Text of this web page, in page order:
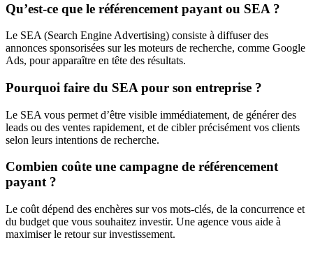
Qu’est-ce que le référencement payant ou SEA ?
Le SEA (Search Engine Advertising) consiste à diffuser des
annonces sponsorisées sur les moteurs de recherche, comme Google
Ads, pour apparaître en tête des résultats.
Pourquoi faire du SEA pour son entreprise ?
Le SEA vous permet d’être visible immédiatement, de générer des
leads ou des ventes rapidement, et de cibler précisément vos clients
selon leurs intentions de recherche.
Combien coûte une campagne de référencement
payant ?
Le coût dépend des enchères sur vos mots-clés, de la concurrence et
du budget que vous souhaitez investir. Une agence vous aide à
maximiser le retour sur investissement.